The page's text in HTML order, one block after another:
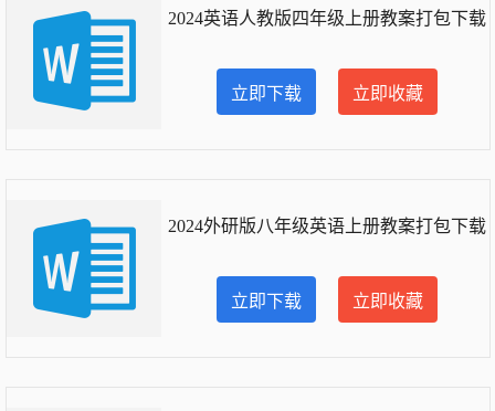
2024英语人教版四年级上册教案打包下载
立即下载 立即收藏
2024外研版八年级英语上册教案打包下载
立即下载 立即收藏